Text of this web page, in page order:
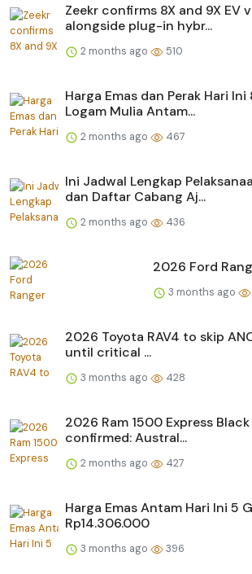
Zeekr confirms 8X and 9X EV
alongside plug-in hybr...
2 months ago 510
Harga Emas dan Perak Hari
Logam Mulia Antam...
2 months ago 467
Ini Jadwal Lengkap
dan Daftar Cabang Aj...
2 months ago 436
2026 Ford
3 months ago
2026 Toyota RAV4 to skip
until critical ...
3 months ago 428
2026 Ram 1500 Express
confirmed: Austral...
2 months ago 427
Harga Emas Antam Hari Ini 5
Rp14.306.000
3 months ago 396